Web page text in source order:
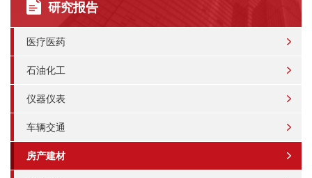
研究报告
医疗医药
石油化工
仪器仪表
车辆交通
房产建材